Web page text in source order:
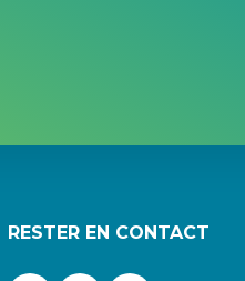
RESTER EN CONTACT